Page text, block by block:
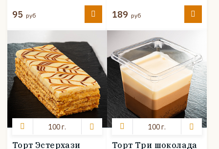
95 руб 189 руб
100 г.
Торт Эстерхази
100 г.
Торт Три шоколада